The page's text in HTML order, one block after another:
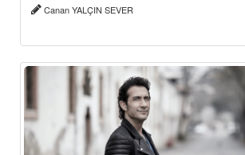
Canan YALÇIN SEVER